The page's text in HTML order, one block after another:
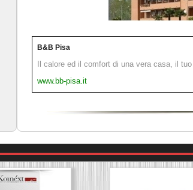
B&B Pisa
Il calore ed il comfort di una vera casa, il
www.bb-pisa.it